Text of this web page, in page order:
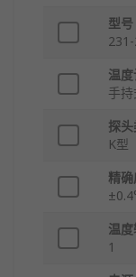
型号
温
手持
探
K型
精
温
1